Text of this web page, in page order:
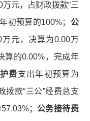
元，占财政拨款“三
初预算的100%；
公
元，决算为0.00万
算的0.00%，完成年
费支出年初预算为
拨款“三公”经费总支
； 公务接待费